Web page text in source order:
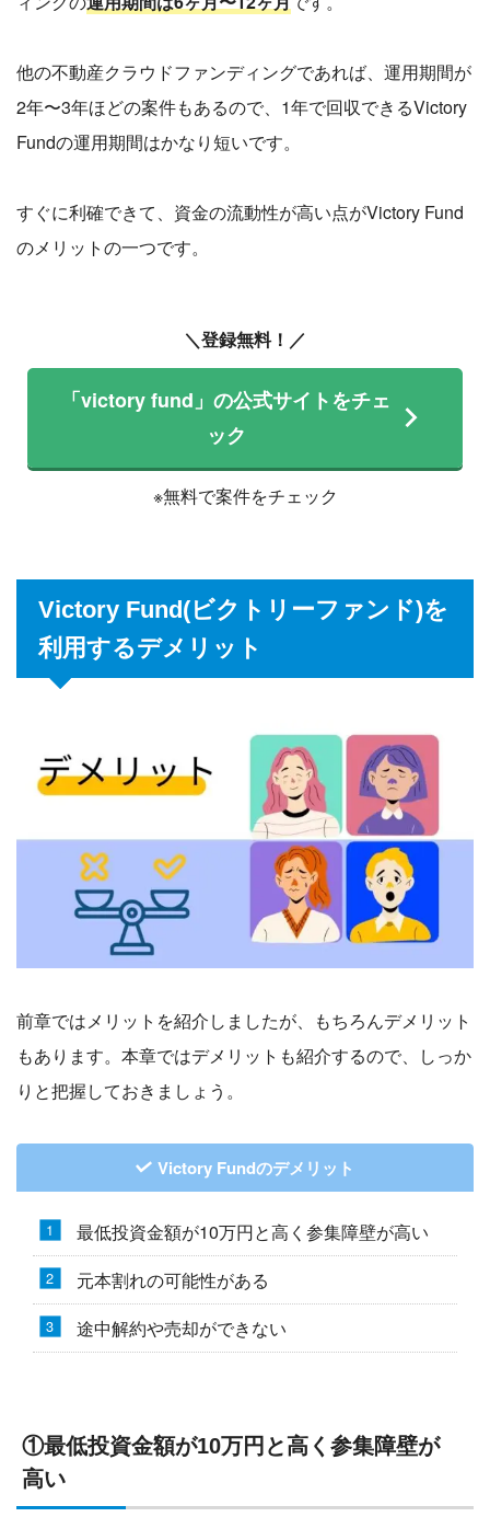
他の不動産クラウドファンディングであれば、運用期間が
2年〜3年ほどの案件もあるので、1年で回収できるVictory
Fundの運用期間はかなり短いです。
すぐに利確できて、資金の流動性が高い点がVictory Fund
のメリットの一つです。
＼登録無料！／
「victory fund」の公式サイトをチェ
ック
※無料で案件をチェック
Victory Fund(ビクトリーファンド)を
利用するデメリット
前章ではメリットを紹介しましたが、もちろんデメリット
もあります。本章ではデメリットも紹介するので、しっか
りと把握しておきましょう。
Victory Fundのデメリット
最低投資金額が10万円と高く参集障壁が高い
元本割れの可能性がある
途中解約や売却ができない
①最低投資金額が10万円と高く参集障壁が
高い